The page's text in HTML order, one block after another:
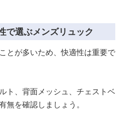
で選ぶメンズリュック
とが多いため、快適性は重要で
ト、背面メッシュ、チェストベ
無を確認しましょう。